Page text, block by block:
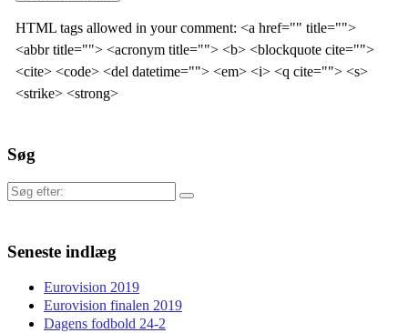
HTML tags allowed in your comment: <a href="" title="">
<abbr title=""> <acronym title=""> <b> <blockquote cite="">
<cite> <code> <del datetime=""> <em> <i> <q cite=""> <s>
<strike> <strong>
Søg
Søg
Seneste indlæg
Eurovision 2019
Eurovision finalen 2019
Dagens fodbold 24-2